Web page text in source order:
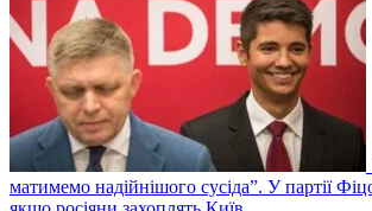
матимемо надійнішого сусіда”. У партії